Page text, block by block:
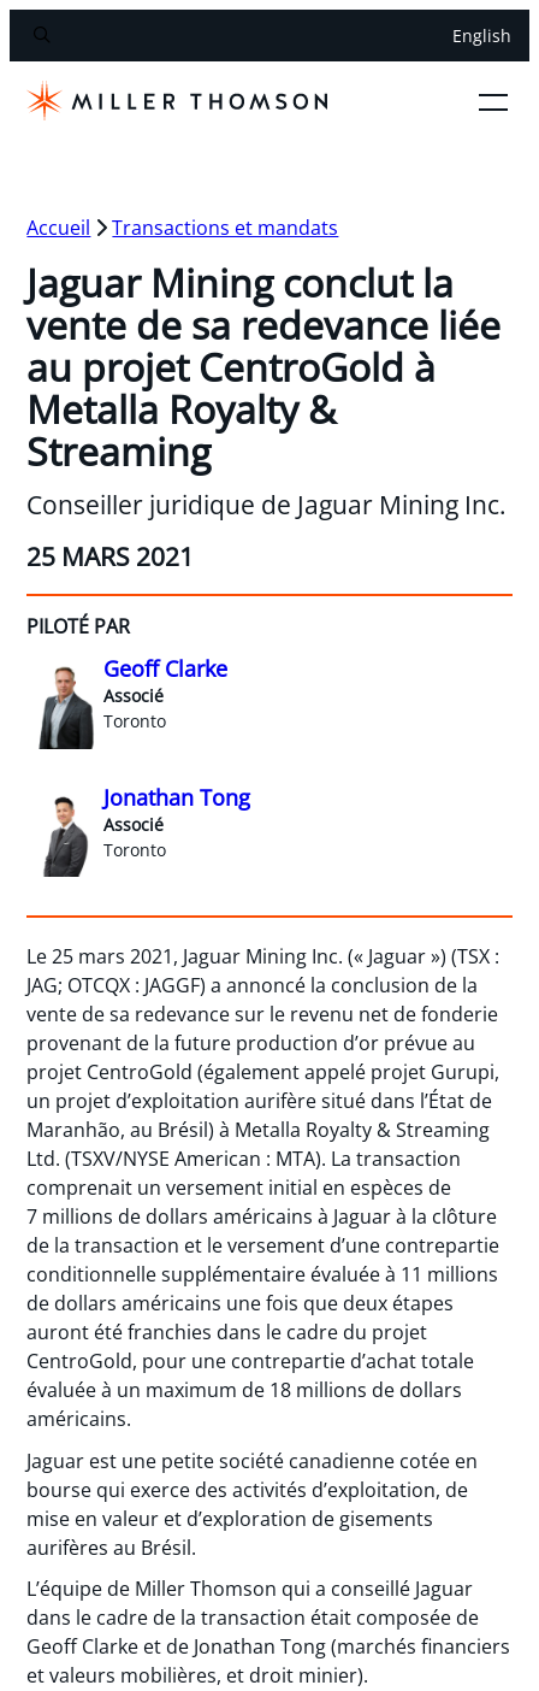
English
Accueil Transactions et mandats
Jaguar Mining conclut la
vente de sa redevance liée
au projet CentroGold à
Metalla Royalty &
Streaming
Conseiller juridique de Jaguar Mining Inc.
25 MARS 2021
PILOTÉ PAR
Geoff Clarke
Associé
Toronto
Jonathan Tong
Associé
Toronto
Le 25 mars 2021, Jaguar Mining Inc. (« Jaguar ») (TSX :
JAG; OTCQX : JAGGF) a annoncé la conclusion de la
vente de sa redevance sur le revenu net de fonderie
provenant de la future production d’or prévue au
projet CentroGold (également appelé projet Gurupi,
un projet d’exploitation aurifère situé dans l’État de
Maranhão, au Brésil) à Metalla Royalty & Streaming
Ltd. (TSXV/NYSE American : MTA). La transaction
comprenait un versement initial en espèces de
7 millions de dollars américains à Jaguar à la clôture
de la transaction et le versement d’une contrepartie
conditionnelle supplémentaire évaluée à 11 millions
de dollars américains une fois que deux étapes
auront été franchies dans le cadre du projet
CentroGold, pour une contrepartie d’achat totale
évaluée à un maximum de 18 millions de dollars
américains.
Jaguar est une petite société canadienne cotée en
bourse qui exerce des activités d’exploitation, de
mise en valeur et d’exploration de gisements
aurifères au Brésil.
L’équipe de Miller Thomson qui a conseillé Jaguar
dans le cadre de la transaction était composée de
Geoff Clarke et de Jonathan Tong (marchés financiers
et valeurs mobilières, et droit minier).